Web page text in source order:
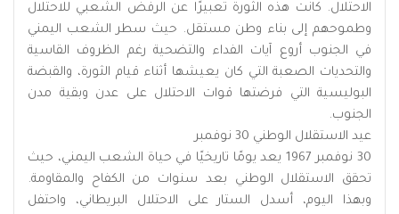
الاحتلال. كانت هذه الثورة تعبيرًا عن الرفض الشعبي للاحتلال
وطموحهم إلى بناء وطن مستقل. حيث سطر الشعب اليمني
في الجنوب أروع آيات الفداء والتضحية رغم الظروف القاسية
والتحديات الصعبة التي كان يعيشها أثناء قيام الثورة، والقبضة
البوليسية التي فرضتها قوات الاحتلال على عدن وبقية مدن
الجنوب.
عيد الاستقلال الوطني 30 نوفمبر
30 نوفمبر 1967 يعد يومًا تاريخيًا في حياة الشعب اليمني، حيث
تحقق الاستقلال الوطني بعد سنوات من الكفاح والمقاومة.
وبهذا اليوم، أسدل الستار على الاحتلال البريطاني، واحتفل